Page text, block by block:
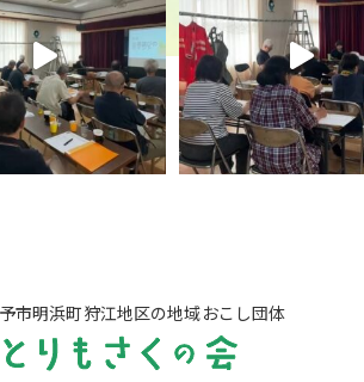
市明浜町狩江地区の地域おこし団体